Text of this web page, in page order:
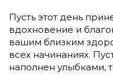
Пусть этот день
вдохновение и
вашим близким
всех начинаниях.
наполнен улыбками,